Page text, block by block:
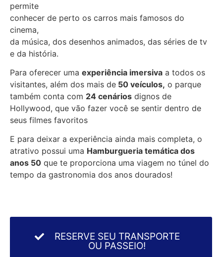
permite
conhecer de perto os carros mais famosos do
cinema,
da música, dos desenhos animados, das séries de tv
e da história.
Para oferecer uma experiência imersiva a todos os
visitantes, além dos mais de 50 veículos, o parque
também conta com 24 cenários dignos de
Hollywood, que vão fazer você se sentir dentro de
seus filmes favoritos
E para deixar a experiência ainda mais completa, o
atrativo possui uma Hamburgueria temática dos
anos 50 que te proporciona uma viagem no túnel do
tempo da gastronomia dos anos dourados!
RESERVE SEU TRANSPORTE
OU PASSEIO!